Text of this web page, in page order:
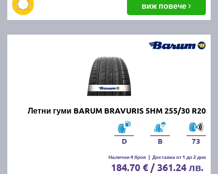
виж повече
Летни гуми BARUM BRAVURIS 5HM 255/30 R20
D B 73
Налични 4 броя | Доставка от 1 до 2 дни
184.70 € / 361.24 лв.